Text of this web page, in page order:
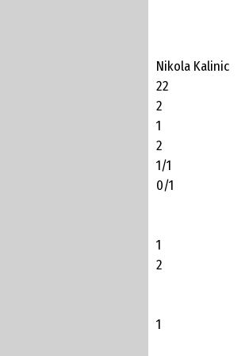
Nikola Kalinic
22
2
1
2
1/1
0/1
1
2
1